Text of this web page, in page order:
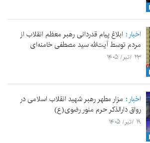
اخبار ابلاغ پیام قدردانی رهبر معظم انقلاب از
مردم توسط آیت‌الله سید مصطفی خامنه‌ای
۲۳ /تیر/ ۱۴۰۵
اخبار مزار مطهر رهبر شهید انقلاب اسلامی در
رواق دارالذکر حرم منور رضوی(ع)
۱۹ /تیر/ ۱۴۰۵